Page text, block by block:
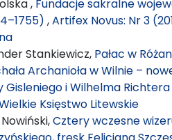
, Fundacje sakralne
,Artifex Novus: Nr 3
Stankiewicz, Pałac w
Archanioła w Wilnie –
Gisleniego i Wilhelma Richtera
Księstwo Litewskie
Cztery wczesne